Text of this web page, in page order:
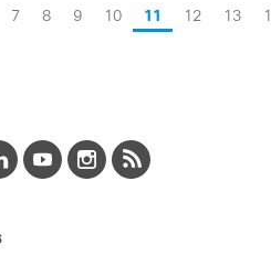
7 8 9 10 11 12 13